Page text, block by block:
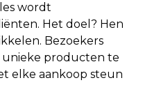
wordt
Het doel? Hen
Bezoekers
unieke producten te
elke aankoop steun